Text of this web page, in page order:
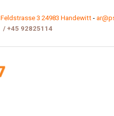
Feldstrasse 3 24983 Handewitt-
/ +45 9282511 4